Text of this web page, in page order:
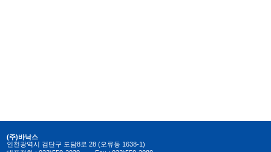
(주)바낙스
인천광역시 검단구 도담8로 28 (오류동 1638-1)